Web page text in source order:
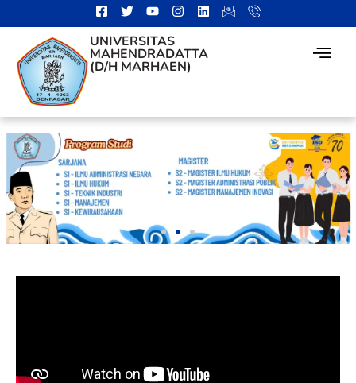
UNIVERSITAS
MAHENDRADATTA
(D/H MARHAEN)